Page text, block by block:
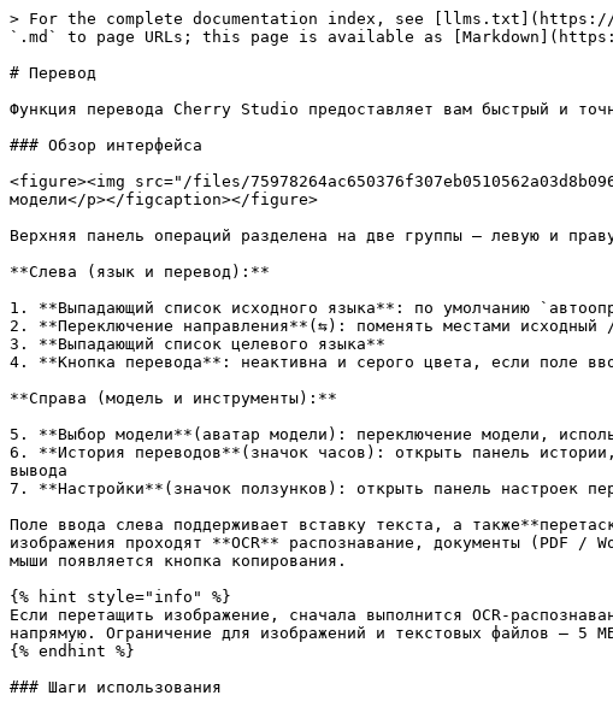
> For the complete documentation index, see [llms.txt](https://
`.md` to page URLs; this page is available as
# Перевод
Функция перевода Cherry Studio предоставляет вам быстрый и
### Обзор интерфейса
<figure><img src="/files/
модели</p></figcaption></figure>
Верхняя панель операций разделена на две группы — левую и
**Слева (язык и перевод):**
1. **Выпадающий список исходного языка**: по умолчанию
2. **Переключение направления**(⇆): поменять местами
3. **Выпадающий список целевого языка**
4. **Кнопка перевода**: неактивна и серого цвета, если поле
**Справа (модель и инструменты):**
5. **Выбор модели**(аватар модели): переключение модели,
6. **История переводов**(значок часов): открыть панель
вывода
7. **Настройки**(значок ползунков): открыть панель настроек
Поле ввода слева поддерживает вставку текста, а
изображения проходят **OCR** распознавание, документы
мыши появляется кнопка копирования.
{% hint style="info" %}
Если перетащить изображение, сначала выполнится OCR-
напрямую. Ограничение для изображений и текстовых файлов — 5
{% endhint %}
### Шаги использования